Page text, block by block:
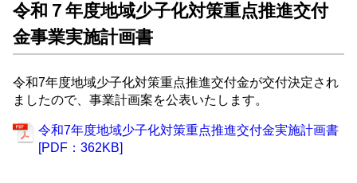
令和７年度地域少子化対策重点推進交付
金事業実施計画書
令和7年度地域少子化対策重点推進交付金が交付決定され
ましたので、事業計画案を公表いたします。
令和7年度地域少子化対策重点推進交付金実施計画書
[PDF：362KB]